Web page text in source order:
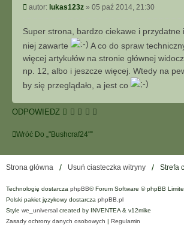
y
j
P
s
autor: lukas123z » 05 paź 2014, 21:30
Super strona, bardzo ciekawe i przydatne
niej zawarte
A co do spraw
więcej artykułów na stronie głównej
np. 12, albo i jeszcze więcej. Wtedy na
by się przeglądało, a jest co
ODPOWIEDZ
Wróć Do „"Bushcraf24"”
Strona główna Usuń ciasteczka witryny Strefa
Technologię dostarcza phpBB® Forum Software © phpBB
Polski pakiet językowy dostarcza phpBB.pl
Style we_universal created by INVENTEA & v12mike
Zasady ochrony danych osobowych | Regulamin